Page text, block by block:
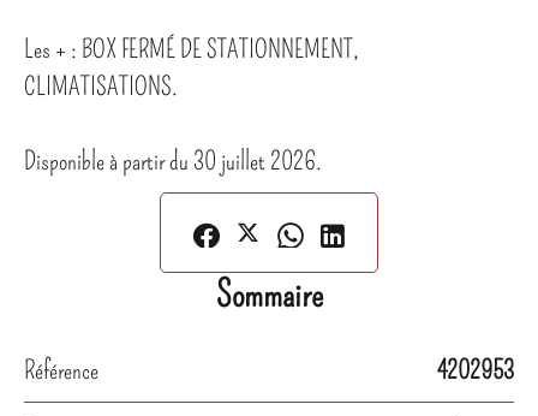
Les + : BOX FERMÉ DE STATIONNEMENT,
CLIMATISATIONS.
Disponible à partir du 30 juillet 2026.
Sommaire
Référence
4202953